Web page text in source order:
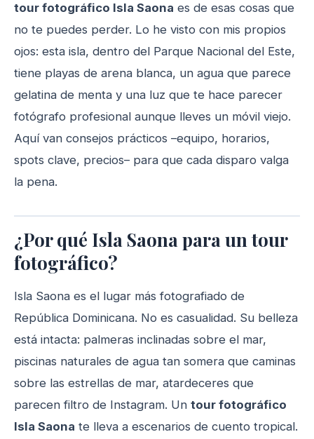
tour fotográfico Isla Saona es de esas cosas que
no te puedes perder. Lo he visto con mis propios
ojos: esta isla, dentro del Parque Nacional del Este,
tiene playas de arena blanca, un agua que parece
gelatina de menta y una luz que te hace parecer
fotógrafo profesional aunque lleves un móvil viejo.
Aquí van consejos prácticos –equipo, horarios,
spots clave, precios– para que cada disparo valga
la pena.
¿Por qué Isla Saona para un tour
fotográfico?
Isla Saona es el lugar más fotografiado de
República Dominicana. No es casualidad. Su belleza
está intacta: palmeras inclinadas sobre el mar,
piscinas naturales de agua tan somera que caminas
sobre las estrellas de mar, atardeceres que
parecen filtro de Instagram. Un tour fotográfico
Isla Saona te lleva a escenarios de cuento tropical.